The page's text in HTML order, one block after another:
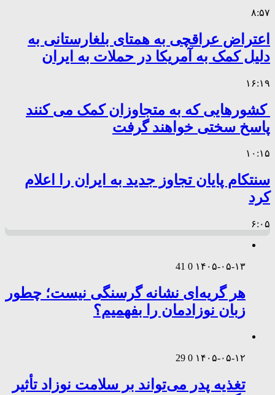
۸:۵۷
اعتراض عراقچی به همتای بلغارستانی به
دلیل کمک به آمریکا در حملات به ایران
۱۶:۱۹
کشورهایی که به متجاوزان کمک می کنند
پاسخ سختی خواهند گرفت
۱۰:۱۵
سنتکام پایان تجاوز جدید به ایران را اعلام
کرد
۶:۰۵
۱۴۰۵-۰۵-۱۳ 0
41
هر گریه‌ای نشانه گرسنگی نیست؛ چطور
زبان نوزادمان را بفهمیم؟
۱۴۰۵-۰۵-۱۲ 0
29
تغذیه پدر می‌تواند بر سلامت نوزاد تأثیر